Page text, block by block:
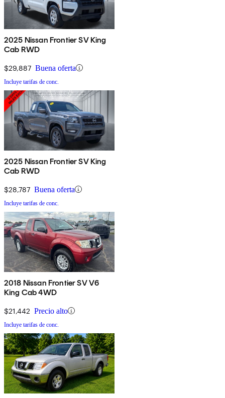
2025 Nissan Frontier SV King
Cab RWD
$29,887 Buena oferta
Incluye tarifas de conc.
2025 Nissan Frontier SV King
Cab RWD
$28,787 Buena oferta
Incluye tarifas de conc.
2018 Nissan Frontier SV V6
King Cab 4WD
$21,442 Precio alto
Incluye tarifas de conc.